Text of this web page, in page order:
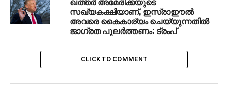
ഇരയാകുന്നവര്‍ക്ക്്് നഷ്ടപരിഹാരം നല്‍കണം.
രാജ്യാന്തര നിയമങ്ങളും മനുഷ്യാവകാശങ്ങളും
ലംഘിച്ചുകൊണ്ടുള്ള അക്രമങ്ങളും തീവ്രവാദ
വെല്ലുവിളികളാണ് ലോകം നേരിടുന്നത്്. കിഴക്കന്‍
ഗൗത്വയിലെ അക്രമം മനുഷ്യത്വത്തിനുനേരെയുള്ള
കളങ്കമാണ്. വെടിനിര്‍ത്തലുമായി ബന്ധപ്പെട്ട്്്
സഖ്യകക്ഷിയാണ്, ഇസ്രാഈല്‍
അവരെ കൈകാര്യം ചെയ്യുന്നതില്‍
ജാഗ്രത പുലര്‍ത്തണം: ട്രംപ്
CLICK TO COMMENT